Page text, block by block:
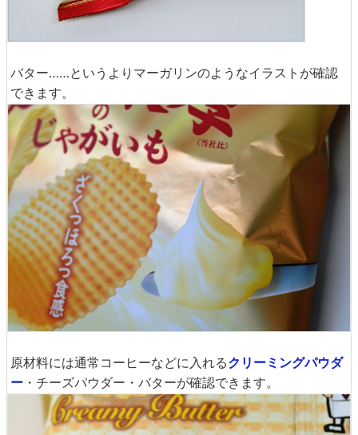
バター……というよりマーガリンのようなイラストが確認
できます。
原材料には通常コーヒーなどに入れるクリーミングパウダ
ー ・チーズパウダー・バターが確認できます。